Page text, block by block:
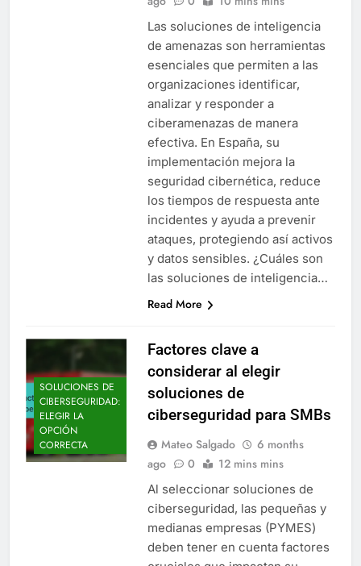
Las soluciones de inteligencia
de amenazas son herramientas
esenciales que permiten a las
organizaciones identificar,
analizar y responder a
ciberamenazas de manera
efectiva. En España, su
implementación mejora la
seguridad cibernética, reduce
los tiempos de respuesta ante
incidentes y ayuda a prevenir
ataques, protegiendo así activos
y datos sensibles. ¿Cuáles son
las soluciones de inteligencia…
Read More
SOLUCIONES DE
CIBERSEGURIDAD:
ELEGIR LA
OPCIÓN
CORRECTA
Factores clave a
considerar al elegir
soluciones de
ciberseguridad para SMBs
Mateo Salgado
6 months
ago
0 12 mins mins
Al seleccionar soluciones de
ciberseguridad, las pequeñas y
medianas empresas (PYMES)
deben tener en cuenta factores